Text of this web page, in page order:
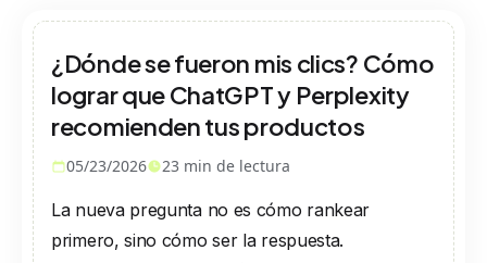
¿Dónde se fueron mis clics? Cómo
lograr que ChatGPT y Perplexity
recomienden tus productos
05/23/2026 23 min de lectura
La nueva pregunta no es cómo rankear
primero, sino cómo ser la respuesta.